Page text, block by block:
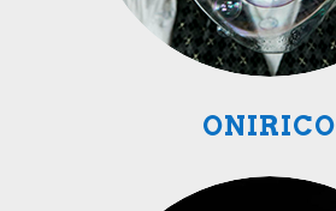
ONIRICO